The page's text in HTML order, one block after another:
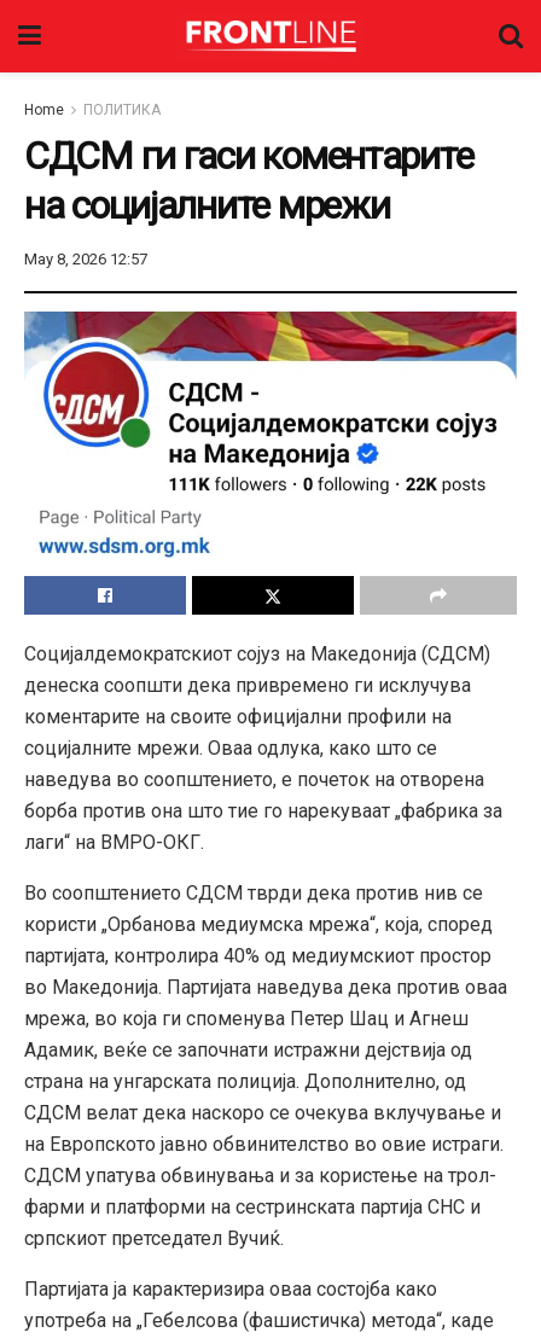
Home ПОЛИТИКА
СДСМ ги гаси коментарите
на социјалните мрежи
May 8, 2026 12:57
Социјалдемократскиот сојуз на Македонија (СДСМ)
денеска соопшти дека привремено ги исклучува
коментарите на своите официјални профили на
социјалните мрежи. Оваа одлука, како што се
наведува во соопштението, е почеток на отворена
борба против она што тие го нарекуваат „фабрика за
лаги“ на ВМРО-ОКГ.
Во соопштението СДСМ тврди дека против нив се
користи „Орбанова медиумска мрежа“, која, според
партијата, контролира 40% од медиумскиот простор
во Македонија. Партијата наведува дека против оваа
мрежа, во која ги споменува Петер Шац и Агнеш
Адамик, веќе се започнати истражни дејствија од
страна на унгарската полиција. Дополнително, од
СДСМ велат дека наскоро се очекува вклучување и
на Европското јавно обвинителство во овие истраги.
СДСМ упатува обвинувања и за користење на трол-
фарми и платформи на сестринската партија СНС и
српскиот претседател Вучиќ.
Партијата ја карактеризира оваа состојба како
употреба на „Гебелсова (фашистичка) метода“, каде